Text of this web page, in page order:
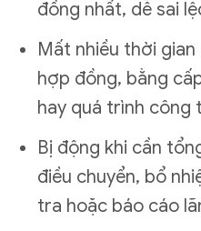
đồng nhất, dễ sai
Mất nhiều thời
hợp đồng, bằng
hay quá trình công
Bị động khi cần
điều chuyển, bổ
tra hoặc báo cáo